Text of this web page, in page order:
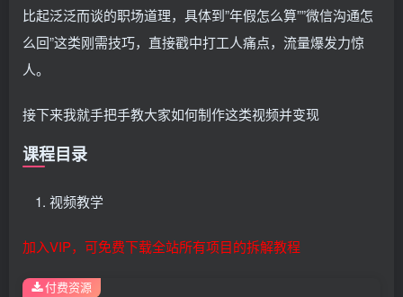
比起泛泛而谈的职场道理，具体到”年假怎么算””微信沟通怎
么回”这类刚需技巧，直接戳中打工人痛点，流量爆发力惊
人。
接下来我就手把手教大家如何制作这类视频并变现
课程目录
视频教学
加入VIP，可免费下载全站所有项目的拆解教程
付费资源